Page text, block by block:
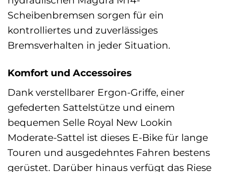
Scheibenbremsen sorgen für ein
kontrolliertes und zuverlässiges
Bremsverhalten in jeder Situation.
Komfort und Accessoires
Dank verstellbarer Ergon-Griffe, einer
gefederten Sattelstütze und einem
bequemen Selle Royal New Lookin
Moderate-Sattel ist dieses E-Bike für lange
Touren und ausgedehntes Fahren bestens
gerüstet. Darüber hinaus verfügt das Riese